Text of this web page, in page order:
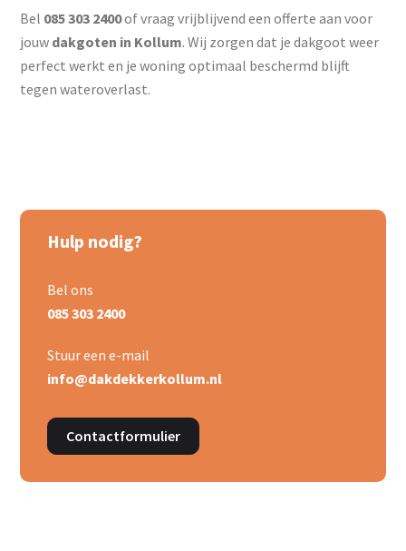
Bel 085 303 2400of vraag vrijblijvend een offerte aan voor
jouw dakgoten in Kollum. Wij zorgen dat je dakgoot weer
perfect werkt en je woning optimaal beschermd blijft
tegen wateroverlast.
Hulp nodig?
Bel ons
085 303 2400
Stuur een e-mail
info@dakdekkerkollum.nl
Contactformulier